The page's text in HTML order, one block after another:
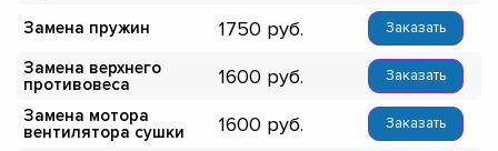
Замена пружин 1750 Заказать
Замена верхнего
противовеса
1600 Заказать
Замена мотора
вентилятора сушки
1600 Заказать